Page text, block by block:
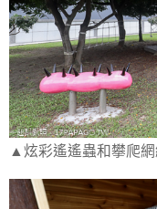
▲炫彩遙遙蟲和攀爬